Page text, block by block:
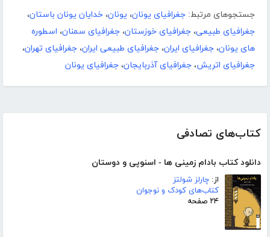
کتاب‌های تصادفی
دانلود کتاب بادام زمینی ها - اسنوپی و دوستان
از: چارلز شولتز
کتاب‌های کودک و نوجوان
۲۴ صفحه
جستجوهای مرتبط: جغرافیای یونان، یونان، خدایان یونان باستان،
جغرافیای طبیعی، جغرافیای خوزستان، جغرافیای سمنان، اسطوره
های یونان، جغرافیای ایران، جغرافیای طبیعی ایران، جغرافیای تهران،
جغرافیای اتریش، جغرافیای آذربایجان، جغرافیای یونان